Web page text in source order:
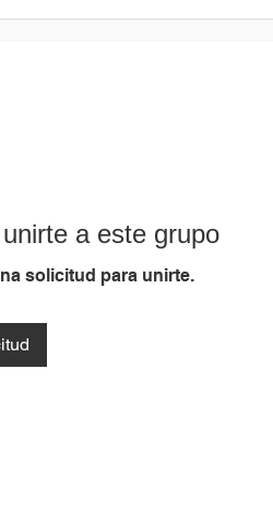
a este grupo
solicitud para unirte.